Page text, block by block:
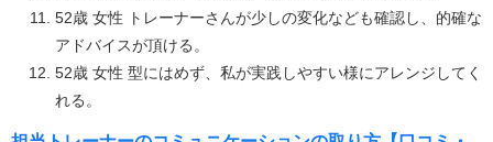
52歳 女性 トレーナーさんが少しの変化なども確認し、的確な
アドバイスが頂ける。
52歳 女性 型にはめず、私が実践しやすい様にアレンジしてく
れる。